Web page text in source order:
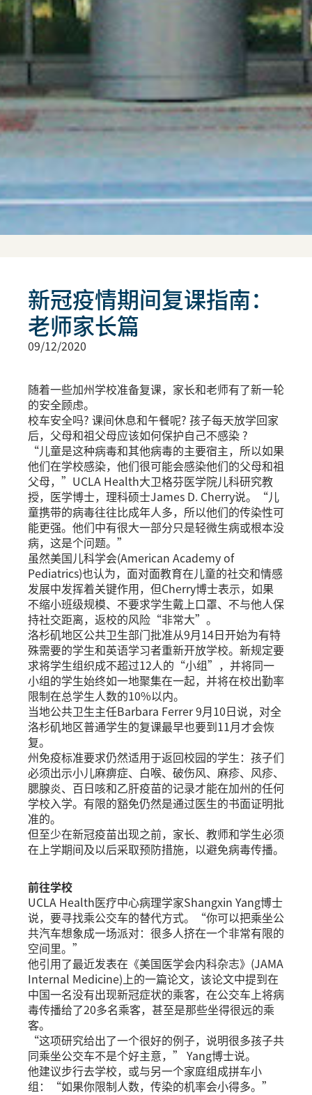
新冠疫情期间复课指南：
老师家长篇
09/12/2020
随着一些加州学校准备复课，家长和老师有了新一轮
的安全顾虑。
校车安全吗? 课间休息和午餐呢? 孩子每天放学回家
后，父母和祖父母应该如何保护自己不感染 ?
“儿童是这种病毒和其他病毒的主要宿主，所以如果
他们在学校感染，他们很可能会感染他们的父母和祖
父母，”UCLA Health大卫格芬医学院儿科研究教
授，医学博士，理科硕士James D. Cherry说。“儿
童携带的病毒往往比成年人多，所以他们的传染性可
能更强。他们中有很大一部分只是轻微生病或根本没
病，这是个问题。”
虽然美国儿科学会(American Academy of
Pediatrics)也认为，面对面教育在儿童的社交和情感
发展中发挥着关键作用，但Cherry博士表示，如果
不缩小班级规模、不要求学生戴上口罩、不与他人保
持社交距离，返校的风险“非常大”。
洛杉矶地区公共卫生部门批准从9月14日开始为有特
殊需要的学生和英语学习者重新开放学校。新规定要
求将学生组织成不超过12人的“小组”，并将同一
小组的学生始终如一地聚集在一起，并将在校出勤率
限制在总学生人数的10%以内。
当地公共卫生主任Barbara Ferrer 9月10日说，对全
洛杉矶地区普通学生的复课最早也要到11月才会恢
复。
州免疫标准要求仍然适用于返回校园的学生：孩子们
必须出示小儿麻痹症、白喉、破伤风、麻疹、风疹、
腮腺炎、百日咳和乙肝疫苗的记录才能在加州的任何
学校入学。有限的豁免仍然是通过医生的书面证明批
准的。
但至少在新冠疫苗出现之前，家长、教师和学生必须
在上学期间及以后采取预防措施，以避免病毒传播。
前往学校
UCLA Health医疗中心病理学家Shangxin Yang博士
说，要寻找乘公交车的替代方式。“你可以把乘坐公
共汽车想象成一场派对：很多人挤在一个非常有限的
空间里。”
他引用了最近发表在《美国医学会内科杂志》(JAMA
Internal Medicine)上的一篇论文，该论文中提到在
中国一名没有出现新冠症状的乘客，在公交车上将病
毒传播给了20多名乘客，甚至是那些坐得很远的乘
客。
“这项研究给出了一个很好的例子，说明很多孩子共
同乘坐公交车不是个好主意，” Yang博士说。
他建议步行去学校，或与另一个家庭组成拼车小
组：“如果你限制人数，传染的机率会小得多。”